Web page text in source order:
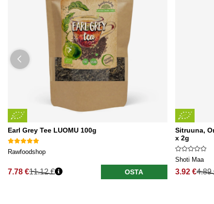
Earl Grey Tee LUOMU 100g
Rawfoodshop
7.78 €11.12 € OSTA
Sitruuna,
x 2g
Shoti Maa
3.92 €4.89